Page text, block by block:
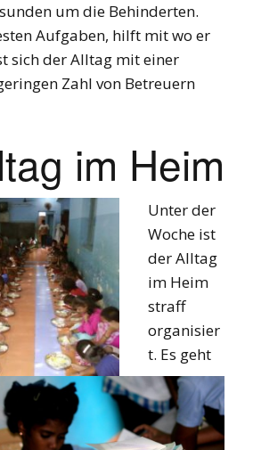
um die Behinderten.
Aufgaben, hilft mit wo er
sich der Alltag mit einer
Zahl von Betreuern
im Heim
Unter der
Woche ist
der Alltag
im Heim
straff
organisier
t. Es geht